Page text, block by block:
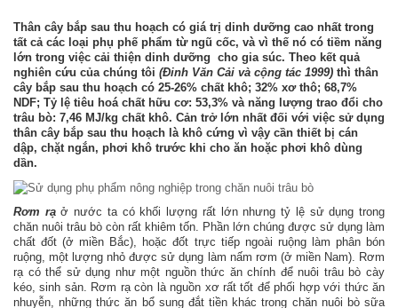
Thân cây bắp sau thu hoạch có giá trị dinh dưỡng cao nhất trong
tất cả các loại phụ phế phẩm từ ngũ cốc, và vì thế nó có tiềm năng
lớn trong việc cải thiện dinh dưỡng cho gia súc. Theo kết quả
nghiên cứu của chúng tôi (Đinh Văn Cải và cộng tác 1999) thì thân
cây bắp sau thu hoạch có 25-26% chất khô; 32% xơ thô; 68,7%
NDF; Tỷ lệ tiêu hoá chất hữu cơ: 53,3% và năng lượng trao đổi cho
trâu bò: 7,46 MJ/kg chất khô. Cản trở lớn nhất đối với việc sử dụng
thân cây bắp sau thu hoạch là khô cứng vì vậy cần thiết bị cán
dập, chặt ngắn, phơi khô trước khi cho ăn hoặc phơi khô dùng
dần.
Rơm rạở nước ta có khối lượng rất lớn nhưng tỷ lệ sử dụng trong
chăn nuôi trâu bò còn rất khiêm tốn. Phần lớn chúng được sử dụng làm
chất đốt (ở miền Bắc), hoặc đốt trực tiếp ngoài ruộng làm phân bón
ruộng, một lượng nhỏ được sử dụng làm nấm rơm (ở miền Nam). Rơm
rạ có thể sử dụng như một nguồn thức ăn chính để nuôi trâu bò cày
kéo, sinh sản. Rơm rạ còn là nguồn xơ rất tốt để phối hợp với thức ăn
nhuyễn, những thức ăn bổ sung đắt tiền khác trong chăn nuôi bò sữa